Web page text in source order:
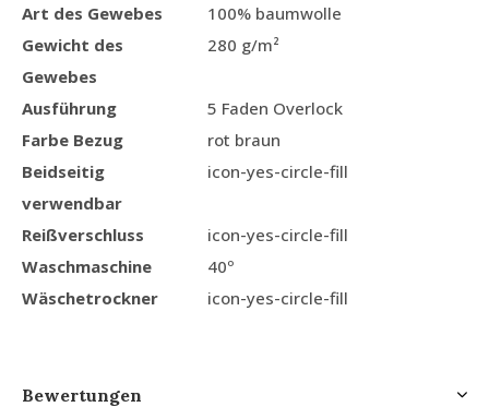
Art des Gewebes
100% baumwolle
Gewicht des
Gewebes
280 g/m²
Ausführung
5 Faden Overlock
Farbe Bezug
rot braun
Beidseitig
verwendbar
icon-yes-circle-fill
Reißverschluss
icon-yes-circle-fill
Waschmaschine
40º
Wäschetrockner
icon-yes-circle-fill
Bewertungen